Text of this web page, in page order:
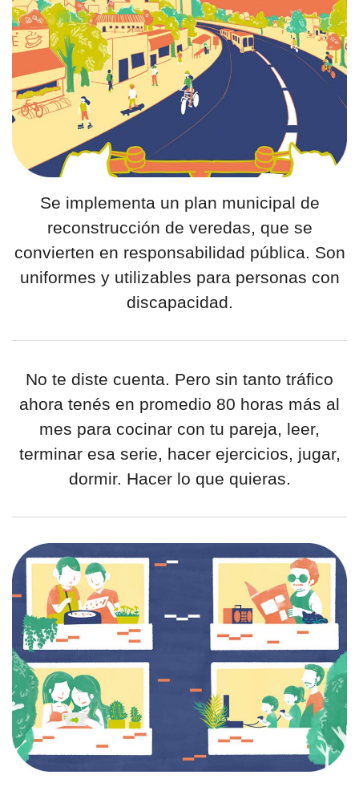
Se implementa un plan municipal de
reconstrucción de veredas, que se
convierten en responsabilidad pública. Son
uniformes y utilizables para personas con
discapacidad.
No te diste cuenta. Pero sin tanto tráfico
ahora tenés en promedio 80 horas más al
mes para cocinar con tu pareja, leer,
terminar esa serie, hacer ejercicios, jugar,
dormir. Hacer lo que quieras.